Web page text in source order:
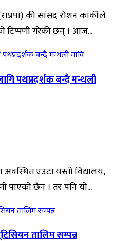
(राप्रपा) की सांसद रोशन कार्कीले
टिप्पणी गरेकी छन् । आज...
पथप्रदर्शक बन्दै मन्थली
एउटा यस्तो विद्यालय,
छैन । तर पनि यो...
तालिम सम्पन्न